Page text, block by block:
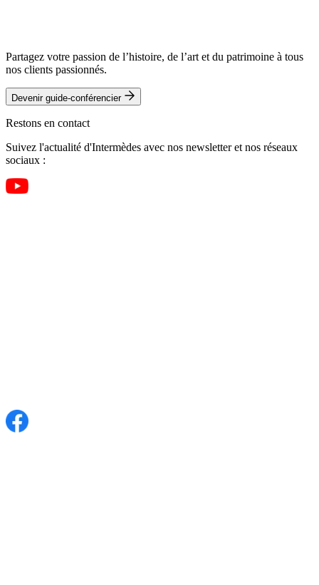
Partagez votre passion de l’histoire, de l’art et du patrimoine à tous
nos clients passionnés.
Devenir guide-conférencier
Restons en contact
Suivez l'actualité d'Intermèdes avec nos newsletter et nos réseaux
sociaux :